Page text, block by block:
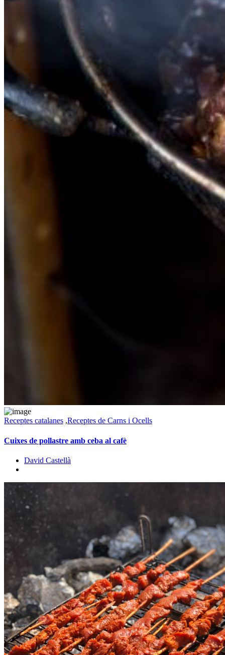
Receptes catalanes ,Receptes de Carns i Ocells
Cuixes de pollastre amb ceba al cafè
David Castellà